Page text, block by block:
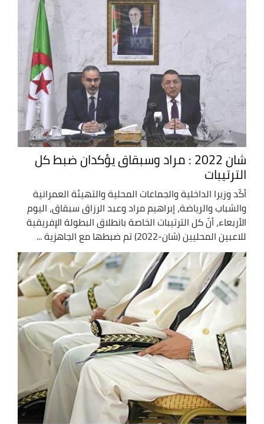
شان 2022 : مراد وسبقاق يؤكدان ضبط كل
الترتيبات
أكّد وزيرا الداخلية والجماعات المحلية والتهيئة العمرانية
والشباب والرياضة، إبراهيم مراد وعبد الرزاق سبقاق، اليوم
الأربعاء، أنّ كل الترتيبات الخاصة بانطلاق البطولة الإفريقية
للاعبين المحليين (شان-2022) تم ضبطها مع الجاهزية ...